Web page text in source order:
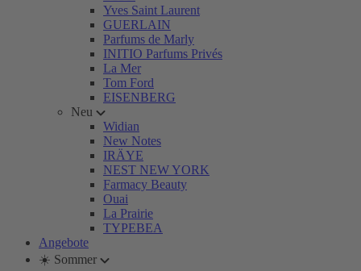
Yves Saint Laurent
GUERLAIN
Parfums de Marly
INITIO Parfums Privés
La Mer
Tom Ford
EISENBERG
Neu
Widian
New Notes
IRÄYE
NEST NEW YORK
Farmacy Beauty
Ouai
La Prairie
TYPEBEA
Angebote
☀️ Sommer